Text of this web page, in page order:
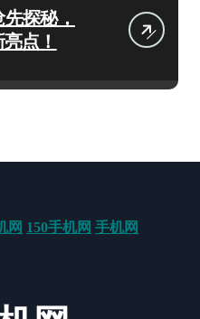
探秘，
点！
网 150手机网 手机网